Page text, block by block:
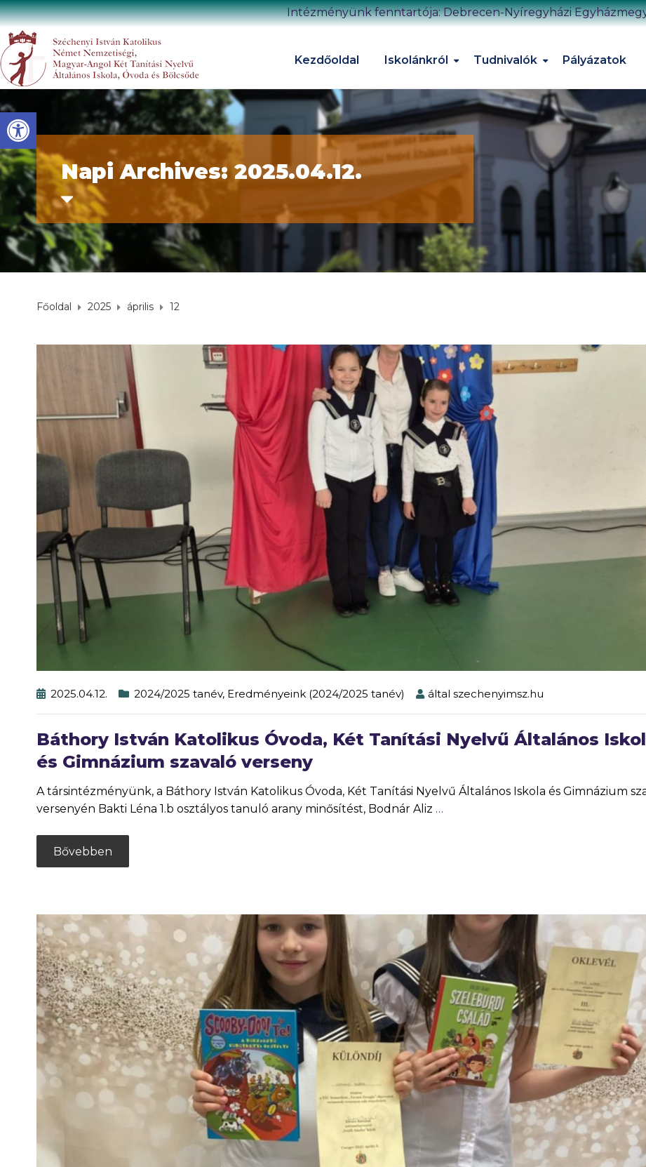
Eszköztár megnyitása
Intézményünk fenntartója: Debrecen-Nyíregyházi
Kezdőoldal Iskolánkról Tudnivalók Pályázatok
Napi Archives: 2025.04.12.
Főoldal 2025 április 12
2025.04.12. 2024/2025 tanév, Eredményeink (2024/2025 tanév) által szechenyimsz.hu
Báthory István Katolikus Óvoda, Két Tanítási Nyelvű Általános
és Gimnázium szavaló verseny
A társintézményünk, a Báthory István Katolikus Óvoda, Két Tanítási Nyelvű Általános Iskola és Gimnázium
versenyén Bakti Léna 1.b osztályos tanuló arany minősítést, Bodnár Aliz …
Bővebben